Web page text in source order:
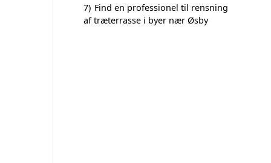
7) Find en professionel til rensning
af træterrasse i byer nær Øsby